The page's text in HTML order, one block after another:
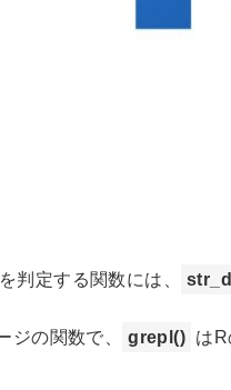
判定する関数には、
ジの関数で、 grepl() はR